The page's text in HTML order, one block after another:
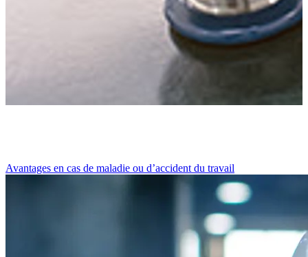
Avantages en cas de maladie ou d’accident du travail